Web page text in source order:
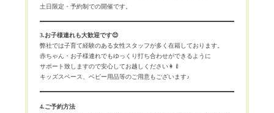
土日限定・予約制での開催です。
3.お子様連れも大歓迎です😊
弊社では子育て経験のある女性スタッフが多く在籍しております。
赤ちゃん・お子様連れでもゆっくり打ち合わせができるように
サポート致しますので安心してお越しください👩‍🍼
キッズスペース、ベビー用品等のご用意もございます♪
4.ご予約方法